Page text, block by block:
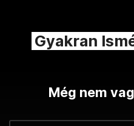
Gyakran
Még nem